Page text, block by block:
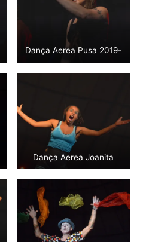
Dança Aerea Pusa 2019-
Dança Aerea Joanita